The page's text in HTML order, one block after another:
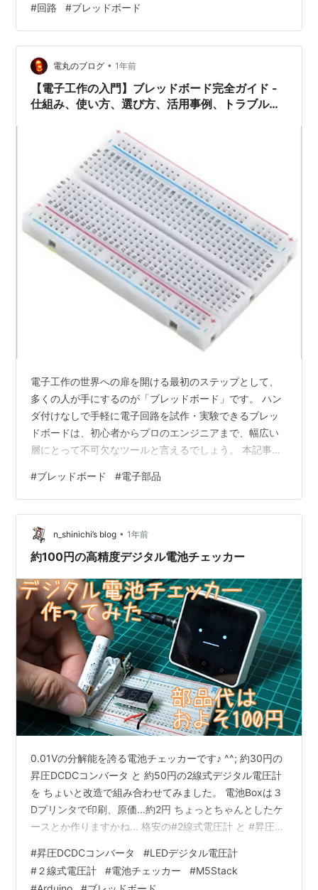
りながら、ずっと目で追っていく必要があります。 する
と発見！差し込む穴が、ひとつずれていたようです。 Jr.
にもやってもらいましたが、こちらもひとつ点灯しませ
ん。 配線を追っても原因は不明。少々悩みましたが原因
発見！ LEDの長さの違う2本の脚、つまりアソードとカソ
ードを差し込…
#回路 #ブレッドボード
電丸のブログ • 1年前
【電子工作の入門】ブレッドボード完全ガイド -
仕組み、使い方、選び方、活用事例、トラブルシ
電子工作の世界への扉を開ける最初のステップとして、
多くの人が手にするのが「ブレッドボード」です。 ハン
ダ付けなしで手軽に電子回路を試作・実験できるブレッ
ドボードは、初心者からプロのエンジニアまで、幅広い
層にとって不可欠なツールと言えるでしょう。 本記事で
い方、選び方のポイント、様々な活用事例、そして遭遇
しやすいトラブルとその解決方法までを徹底的に解説し
ます。 この記事を読めば、あなたもブレッドボードを自
由自在に使いこなし、電子工作の楽しさを存分に味わえ
るようになるはずです。 なぜ電子工作の入門にブレッド
#ブレッドボード #電子部品
n_shinichi’s blog • 1年前
約100円の高精度デジタル電池チェッカー
0.01Vの分解能を誇る電池チェッカーです♪ ^^; 約30円の
昇圧DCDCコンバータ と 約50円の2線式デジタル電圧計
を ちょいと改造で組み合わせてみました。 電池Boxは３
Dプリンタで印刷、原価...約2円 ちょっとちゃんとしたケ
ースとか作りますかね... 格安の#2線式電圧計 と #昇圧
高分解能デジタル電池チェッカー...^^;#ｽﾀｯｸﾁｬﾝ も感心し
てます♪0.02Vまで測れるように改造した2線式電圧計
#昇圧DCDCコンバータ #LEDデジタル電圧計
#２線式電圧計 #電池チェッカー #M5Stack